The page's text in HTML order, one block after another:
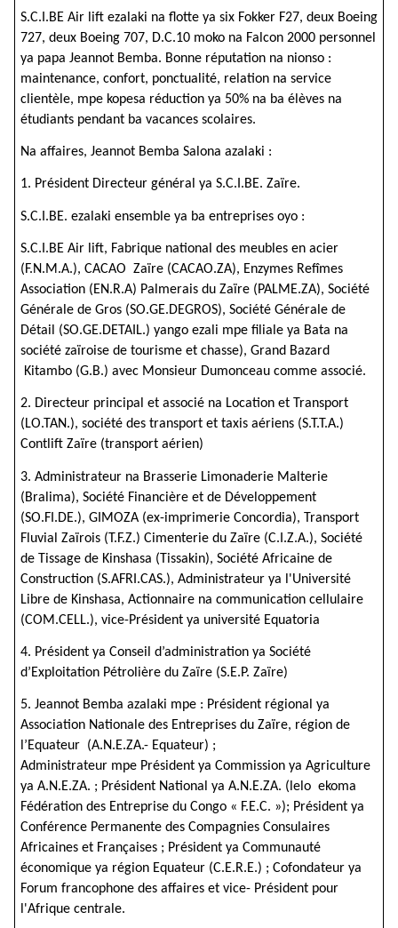
S.C.I.BE Air lift ezalaki na flotte ya six Fokker F27, deux Boeing
727, deux Boeing 707, D.C.10 moko na Falcon 2000 personnel
ya papa Jeannot Bemba. Bonne réputation na nionso :
maintenance, confort, ponctualité, relation na service
clientèle, mpe kopesa réduction ya 50% na ba élèves na
étudiants pendant ba vacances scolaires.
Na affaires, Jeannot Bemba Salona azalaki :
1. Président Directeur général ya S.C.I.BE. Zaïre.
S.C.I.BE. ezalaki ensemble ya ba entreprises oyo :
S.C.I.BE Air lift, Fabrique national des meubles en acier
(F.N.M.A.), CACAO Zaïre (CACAO.ZA), Enzymes Refîmes
Association (EN.R.A) Palmerais du Zaïre (PALME.ZA), Société
Générale de Gros (SO.GE.DEGROS), Société Générale de
Détail (SO.GE.DETAIL.) yango ezali mpe filiale ya Bata na
société zaïroise de tourisme et chasse), Grand Bazard
Kitambo (G.B.) avec Monsieur Dumonceau comme associé.
2. Directeur principal et associé na Location et Transport
(LO.TAN.), société des transport et taxis aériens (S.T.T.A.)
Contlift Zaïre (transport aérien)
3. Administrateur na Brasserie Limonaderie Malterie
(Bralima), Société Financière et de Développement
(SO.FI.DE.), GIMOZA (ex-imprimerie Concordia), Transport
Fluvial Zaïrois (T.F.Z.) Cimenterie du Zaïre (C.I.Z.A.), Société
de Tissage de Kinshasa (Tissakin), Société Africaine de
Construction (S.AFRI.CAS.), Administrateur ya l'Université
Libre de Kinshasa, Actionnaire na communication cellulaire
(COM.CELL.), vice-Président ya université Equatoria
4. Président ya Conseil d’administration ya Société
d’Exploitation Pétrolière du Zaïre (S.E.P. Zaïre)
5. Jeannot Bemba azalaki mpe : Président régional ya
Association Nationale des Entreprises du Zaïre, région de
l’Equateur (A.N.E.ZA.- Equateur) ;
Administrateur mpe Président ya Commission ya Agriculture
ya A.N.E.ZA. ; Président National ya A.N.E.ZA. (lelo ekoma
Fédération des Entreprise du Congo « F.E.C. »); Président ya
Conférence Permanente des Compagnies Consulaires
Africaines et Françaises ; Président ya Communauté
économique ya région Equateur (C.E.R.E.) ; Cofondateur ya
Forum francophone des affaires et vice- Président pour
l'Afrique centrale.